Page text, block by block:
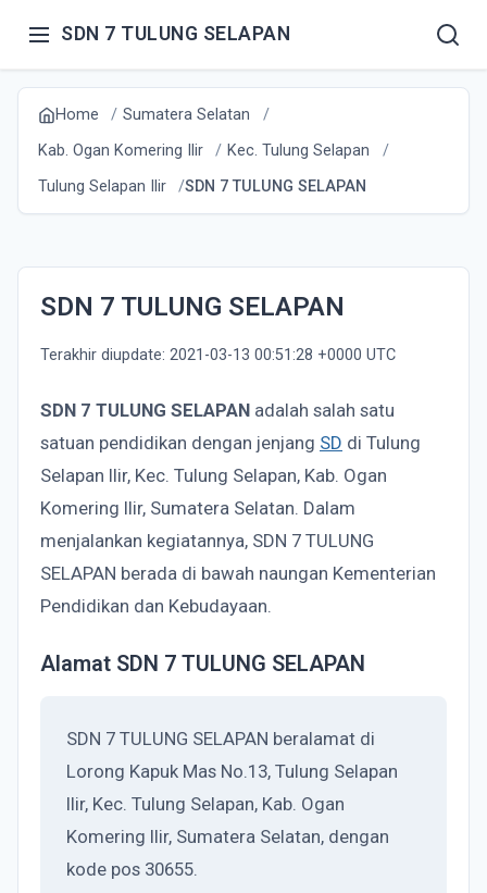
SDN 7 TULUNG SELAPAN
Home
Sumatera Selatan
Kab. Ogan Komering Ilir
Kec. Tulung Selapan
Tulung Selapan Ilir
SDN 7 TULUNG SELAPAN
SDN 7 TULUNG SELAPAN
Terakhir diupdate: 2021-03-13 00:51:28 +0000 UTC
SDN 7 TULUNG SELAPAN adalah salah satu
satuan pendidikan dengan jenjang SD di Tulung
Selapan Ilir, Kec. Tulung Selapan, Kab. Ogan
Komering Ilir, Sumatera Selatan. Dalam
menjalankan kegiatannya, SDN 7 TULUNG
SELAPAN berada di bawah naungan Kementerian
Pendidikan dan Kebudayaan.
Alamat SDN 7 TULUNG SELAPAN
SDN 7 TULUNG SELAPAN beralamat di
Lorong Kapuk Mas No.13, Tulung Selapan
Ilir, Kec. Tulung Selapan, Kab. Ogan
Komering Ilir, Sumatera Selatan, dengan
kode pos 30655.